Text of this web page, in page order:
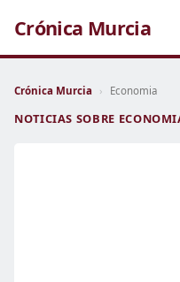
Crónica Murcia
Crónica Murcia › Economia
NOTICIAS SOBRE